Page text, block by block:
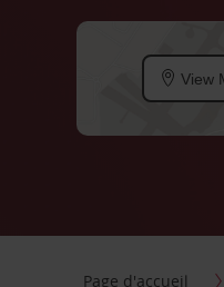
View
Page d'accueil